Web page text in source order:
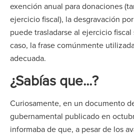
exención anual para donaciones
ejercicio fiscal), la desgravación
puede trasladarse al ejercicio
caso, la frase comúnmente
adecuada.
¿Sabías que...?
Curiosamente, en un documento
gubernamental publicado en
informaba de que, a pesar de los